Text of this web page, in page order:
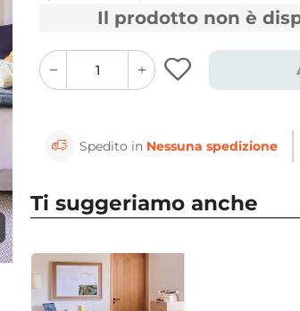
Il prodotto non è
quantity
button
quantity
minus
button
Spedito in Nessuna spedizione
Ti suggeriamo anche